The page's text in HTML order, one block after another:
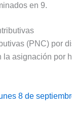
en 9.
(PNC) por
asignación por
8 de